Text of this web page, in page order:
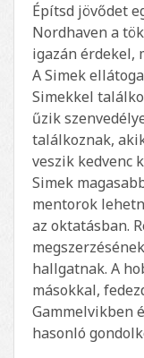
Építsd jövődet
Nordhaven a
igazán érdekel,
A Simek
Simekkel
űzik
találkoznak,
veszik kedvenc
Simek
mentorok
az oktatásban.
hallgatnak. A
másokkal,
Gammelvikben
hasonló